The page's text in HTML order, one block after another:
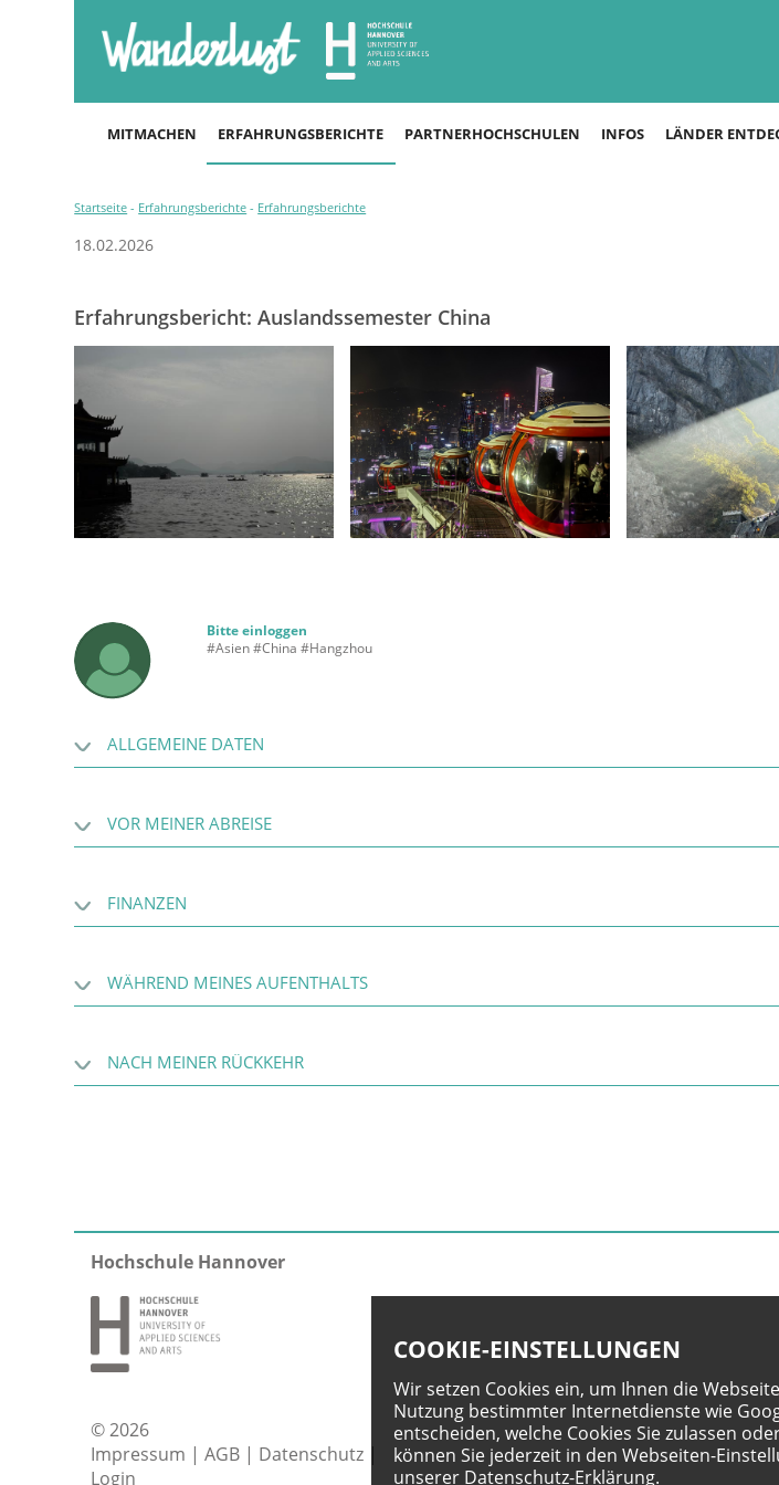
MITMACHEN ERFAHRUNGSBERICHTE PARTNERHOCHSCHULEN INFOS LÄNDER
Startseite - Erfahrungsberichte - Erfahrungsberichte
18.02.2026
Erfahrungsbericht: Auslandssemester China
Bitte einloggen
#Asien #China #Hangzhou
ALLGEMEINE DATEN
VOR MEINER ABREISE
FINANZEN
WÄHREND MEINES AUFENTHALTS
NACH MEINER RÜCKKEHR
Hochschule Hannover
© 2026
Impressum |AGB | Datenschutz |
Login
COOKIE-EINSTELLUNGEN
Wir setzen Cookies ein, um Ihnen die
Nutzung bestimmter Internetdienste wie
entscheiden, welche Cookies Sie zulassen
können Sie jederzeit in den Webseiten-
unserer Datenschutz-Erklärung.